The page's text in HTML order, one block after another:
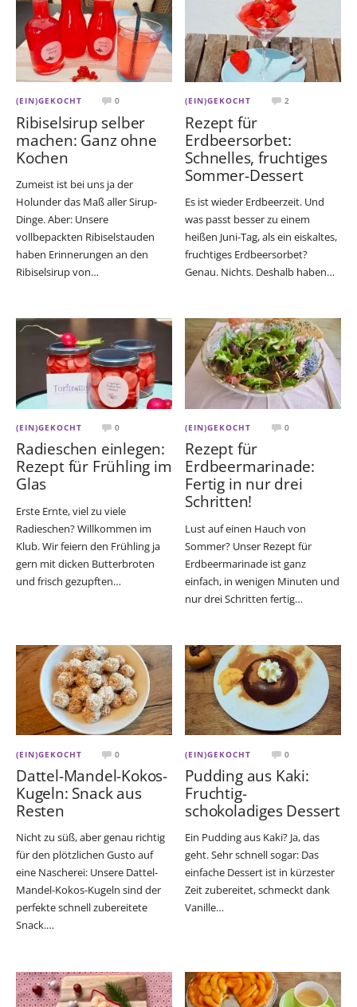
(EIN)GEKOCHT 0
Ribiselsirup selber
machen: Ganz ohne
Kochen
Zumeist ist bei uns ja der
Holunder das Maß aller Sirup-
Dinge. Aber: Unsere
vollbepackten Ribiselstauden
haben Erinnerungen an den
Ribiselsirup von…
(EIN)GEKOCHT 2
Rezept für
Erdbeersorbet:
Schnelles, fruchtiges
Sommer-Dessert
Es ist wieder Erdbeerzeit. Und
was passt besser zu einem
heißen Juni-Tag, als ein eiskaltes,
fruchtiges Erdbeersorbet?
Genau. Nichts. Deshalb haben…
(EIN)GEKOCHT 0
Radieschen einlegen:
Rezept für Frühling im
Glas
Erste Ernte, viel zu viele
Radieschen? Willkommen im
Klub. Wir feiern den Frühling ja
gern mit dicken Butterbroten
und frisch gezupften…
(EIN)GEKOCHT 0
Rezept für
Erdbeermarinade:
Fertig in nur drei
Schritten!
Lust auf einen Hauch von
Sommer? Unser Rezept für
Erdbeermarinade ist ganz
einfach, in wenigen Minuten und
nur drei Schritten fertig…
(EIN)GEKOCHT 0
Dattel-Mandel-Kokos-
Kugeln: Snack aus
Resten
Nicht zu süß, aber genau richtig
für den plötzlichen Gusto auf
eine Nascherei: Unsere Dattel-
Mandel-Kokos-Kugeln sind der
perfekte schnell zubereitete
Snack.…
(EIN)GEKOCHT 0
Pudding aus Kaki:
Fruchtig-
schokoladiges Dessert
Ein Pudding aus Kaki? Ja, das
geht. Sehr schnell sogar: Das
einfache Dessert ist in kürzester
Zeit zubereitet, schmeckt dank
Vanille…